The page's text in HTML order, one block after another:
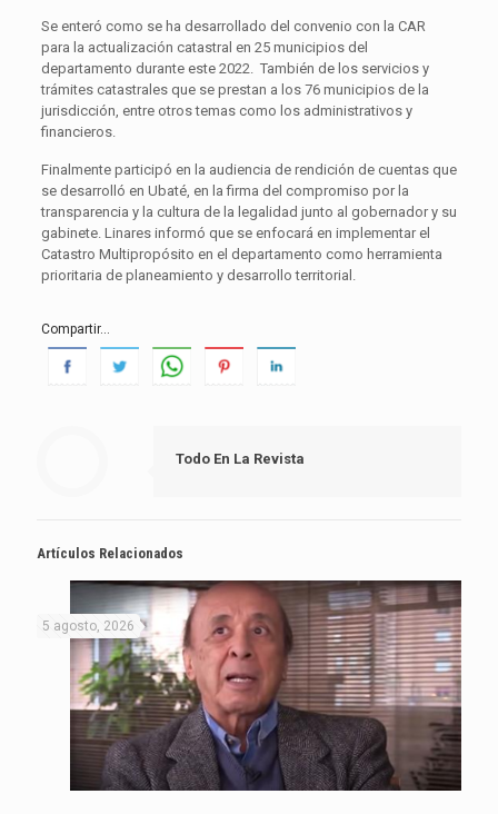
Se enteró como se ha desarrollado del convenio con la CAR
para la actualización catastral en 25 municipios del
departamento durante este 2022. También de los servicios y
trámites catastrales que se prestan a los 76 municipios de la
jurisdicción, entre otros temas como los administrativos y
financieros.
Finalmente participó en la audiencia de rendición de cuentas que
se desarrolló en Ubaté, en la firma del compromiso por la
transparencia y la cultura de la legalidad junto al gobernador y su
gabinete. Linares informó que se enfocará en implementar el
Catastro Multipropósito en el departamento como herramienta
prioritaria de planeamiento y desarrollo territorial.
Compartir...
Todo En La Revista
Artículos Relacionados
5 agosto, 2026